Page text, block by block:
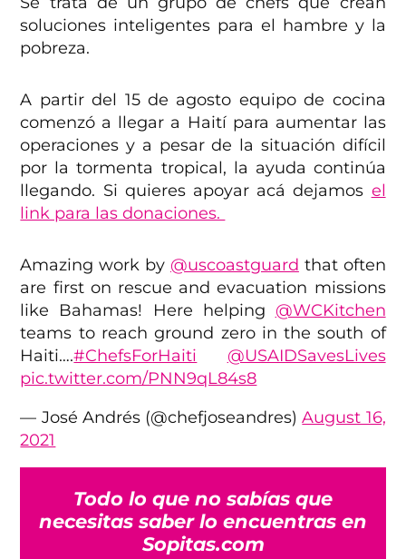
soluciones inteligentes para el hambre y la
pobreza.
A partir del 15 de agosto equipo de cocina
comenzó a llegar a Haití para aumentar las
operaciones y a pesar de la situación difícil
por la tormenta tropical, la ayuda continúa
llegando. Si quieres apoyar acá dejamos el
link para las donaciones.
Amazing work by @uscoastguard that often
are first on rescue and evacuation missions
like Bahamas! Here helping @WCKitchen
teams to reach ground zero in the south of
Haiti….#ChefsForHaiti
@USAIDSavesLives
pic.twitter.com/PNN9qL84s8
— José Andrés (@chefjoseandres)August 16,
2021
Todo lo que no sabías que
necesitas saber lo encuentras en
Sopitas.com